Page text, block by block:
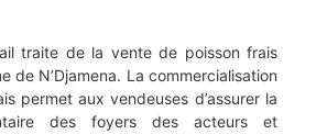
traite de la vente de poisson frais
de N’Djamena. La commercialisation
permet aux vendeuses d’assurer la
des foyers des acteurs et